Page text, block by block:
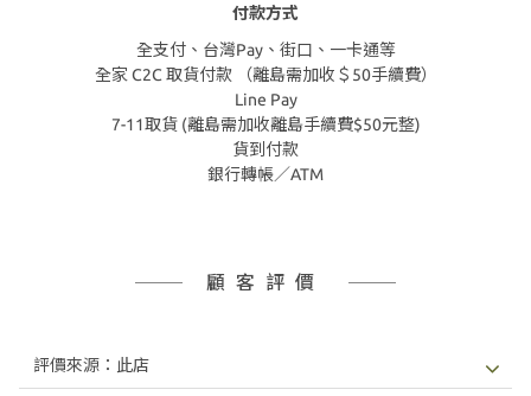
付款方式
全支付、台灣Pay、街口、一卡通等
全家 C2C 取貨付款 （離島需加收＄50手續費）
Line Pay
7-11取貨 (離島需加收離島手續費$50元整)
貨到付款
銀行轉帳／ATM
顧客評價